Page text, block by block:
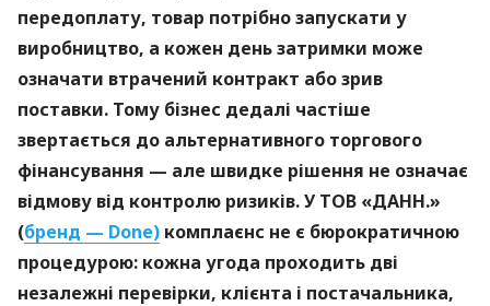
передоплату, товар потрібно запускати у
виробництво, а кожен день затримки може
означати втрачений контракт або зрив
поставки. Тому бізнес дедалі частіше
звертається до альтернативного торгового
фінансування — але швидке рішення не означає
відмову від контролю ризиків. У ТОВ «ДАНН.»
(бренд — Done) комплаєнс не є бюрократичною
процедурою: кожна угода проходить дві
незалежні перевірки, клієнта і постачальника,